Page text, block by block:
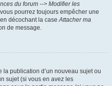
du forum --> Modifier les
pourrez toujours empêcher une
décochant la caseAttacher ma
de message.
la publication d’un nouveau sujet ou
sujet (si vous en avez les